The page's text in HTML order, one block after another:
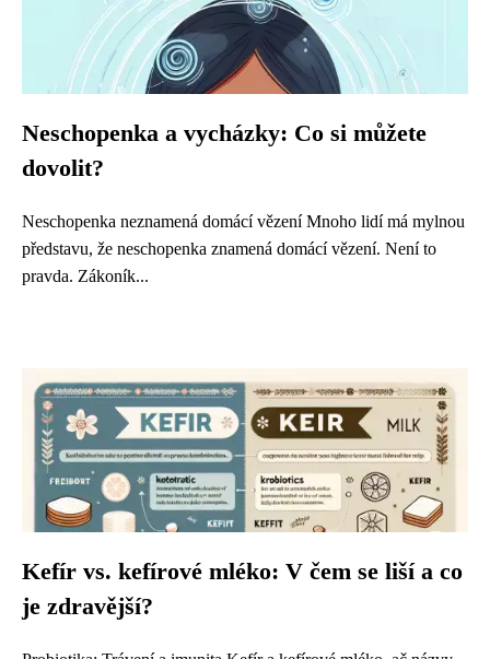
Neschopenka a vycházky: Co si můžete
dovolit?
Neschopenka neznamená domácí vězení Mnoho lidí má mylnou
představu, že neschopenka znamená domácí vězení. Není to
pravda. Zákoník...
Kefír vs. kefírové mléko: V čem se liší a co
je zdravější?